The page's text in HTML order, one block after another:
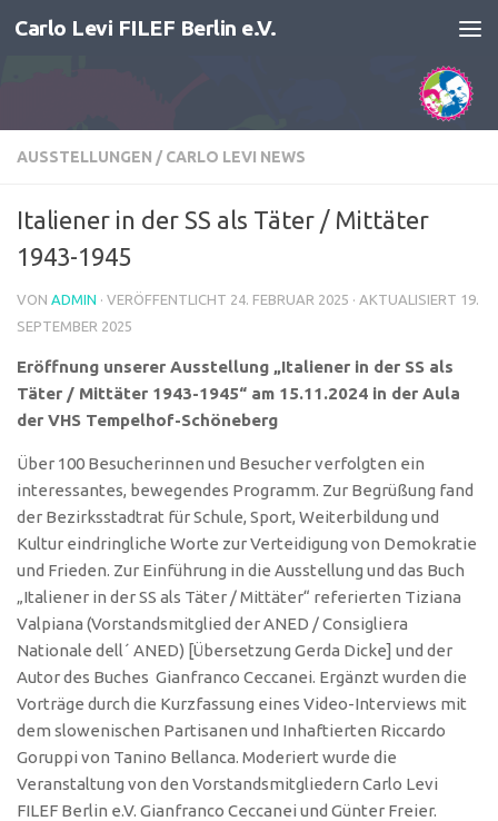
Zum Inhalt springen
Carlo Levi FILEF Berlin e.V.
AUSSTELLUNGEN / CARLO LEVI NEWS
Italiener in der SS als Täter / Mittäter
1943-1945
VON ADMIN · VERÖFFENTLICHT 24. FEBRUAR 2025 · AKTUALISIERT 19.
SEPTEMBER 2025
Eröffnung unserer Ausstellung „Italiener in der SS als
Täter / Mittäter 1943-1945“ am 15.11.2024 in der Aula
der VHS Tempelhof-Schöneberg
Über 100 Besucherinnen und Besucher verfolgten ein
interessantes, bewegendes Programm. Zur Begrüßung fand
der Bezirksstadtrat für Schule, Sport, Weiterbildung und
Kultur eindringliche Worte zur Verteidigung von Demokratie
und Frieden. Zur Einführung in die Ausstellung und das Buch
„Italiener in der SS als Täter / Mittäter“ referierten Tiziana
Valpiana (Vorstandsmitglied der ANED / Consigliera
Nationale dell´ ANED) [Übersetzung Gerda Dicke] und der
Autor des Buches Gianfranco Ceccanei. Ergänzt wurden die
Vorträge durch die Kurzfassung eines Video-Interviews mit
dem slowenischen Partisanen und Inhaftierten Riccardo
Goruppi von Tanino Bellanca. Moderiert wurde die
Veranstaltung von den Vorstandsmitgliedern Carlo Levi
FILEF Berlin e.V. Gianfranco Ceccanei und Günter Freier.